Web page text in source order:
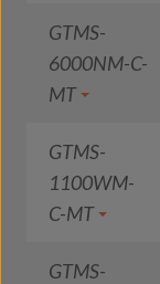
GTMS-
6000NM-C-
MT
GTMS-
1100WM-
C-MT
GTMS-